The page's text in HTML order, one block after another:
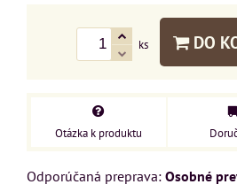
ks DO
Otázka k produktu
Osobné
MIZAR - talianský
matrac 175x200 cm
Matrac MIZAR od